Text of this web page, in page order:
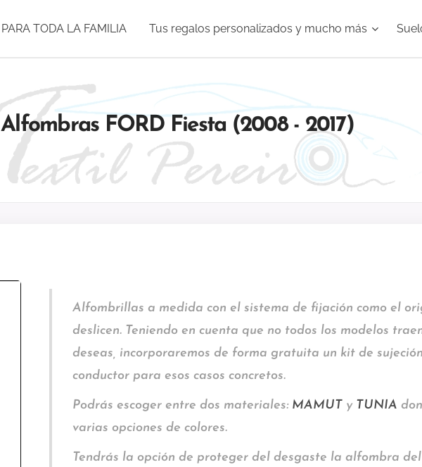
PARA TODA LA FAMILIA Tus regalos personalizados y mucho más
Alfombras FORD Fiesta (2008 - 2017)
Alfombrillas a medida con el sistema de fijación como el
deslicen. Teniendo en cuenta que no todos los modelos
deseas, incorporaremos de forma gratuita un kit de
conductor para esos casos concretos.
Podrás escoger entre dos materiales: MAMUT y TUNIA
varias opciones de colores.
Tendrás la opción de proteger del desgaste la alfombra